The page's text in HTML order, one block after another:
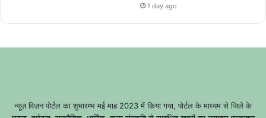
1 day ago
न्यूज़ विज़न पोर्टल का शुभारम्भ मई माह 2023 में किया गया, पोर्टल के माध्यम से जिले के